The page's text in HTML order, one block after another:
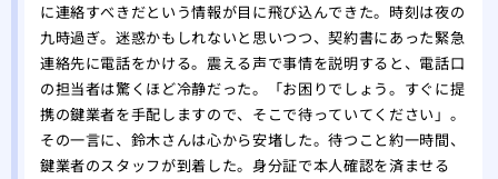
に連絡すべきだという情報が目に飛び込んできた。時刻は夜の
九時過ぎ。迷惑かもしれないと思いつつ、契約書にあった緊急
連絡先に電話をかける。震える声で事情を説明すると、電話口
の担当者は驚くほど冷静だった。「お困りでしょう。すぐに提
携の鍵業者を手配しますので、そこで待っていてください」。
その一言に、鈴木さんは心から安堵した。待つこと約一時間、
鍵業者のスタッフが到着した。身分証で本人確認を済ませる